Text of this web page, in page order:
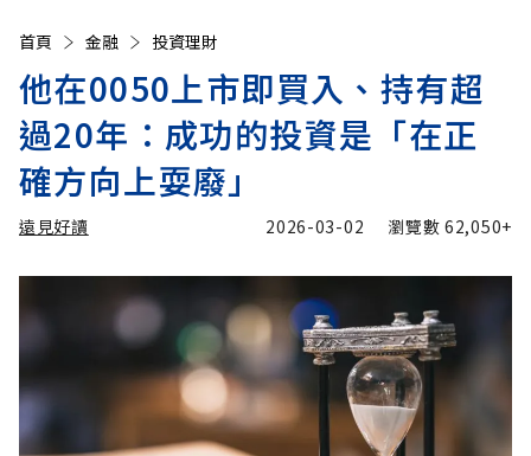
首頁 金融 投資理財
他在0050上市即買入、持有超
過20年：成功的投資是「在正
確方向上耍廢」
遠見好讀 2026-03-02 瀏覽數62,050+